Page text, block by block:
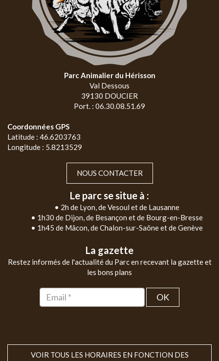
Parc Animalier du Hérisson
Val Dessous
39130 DOUCIER
Port. : 06.30.08.51.69
Coordonnées GPS
Latitude : 46.6203763
Longitude : 5.8213529
NOUS CONTACTER
Le parc se situe à :
• 2h de Lyon, de Vesoul et de Lausanne
• 1h30 de Dijon, de Besançon et de Bourg-en-Bresse
• 1h45 de Mâcon, de Chalon-sur-Saône et de Genève
La gazette
Restez informés de l'actualité du Parc en recevant la gazette et
les bons plans
OK
VOIR TOUS LES HORAIRES EN FONCTION DES